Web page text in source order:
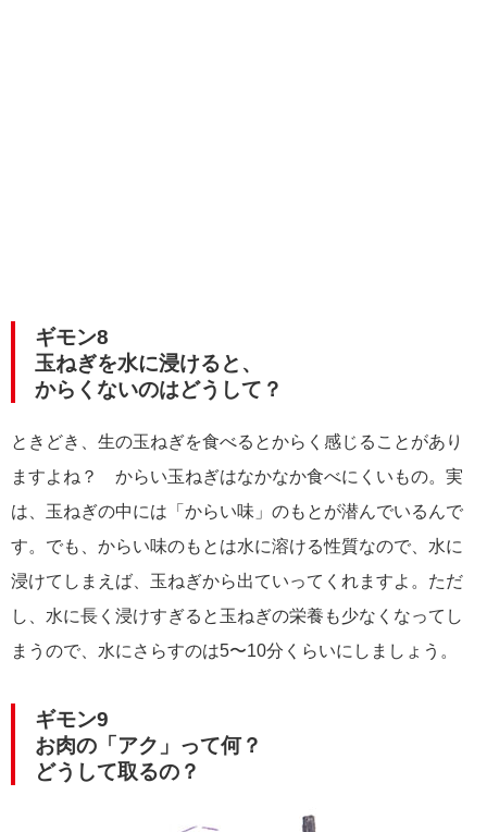
ギモン8
玉ねぎを水に浸けると、
からくないのはどうして？
ときどき、生の玉ねぎを食べるとからく感じることがあり
ますよね？ からい玉ねぎはなかなか食べにくいもの。実
は、玉ねぎの中には「からい味」のもとが潜んでいるんで
す。でも、からい味のもとは水に溶ける性質なので、水に
浸けてしまえば、玉ねぎから出ていってくれますよ。ただ
し、水に長く浸けすぎると玉ねぎの栄養も少なくなってし
まうので、水にさらすのは5〜10分くらいにしましょう。
ギモン9
お肉の「アク」って何？
どうして取るの？